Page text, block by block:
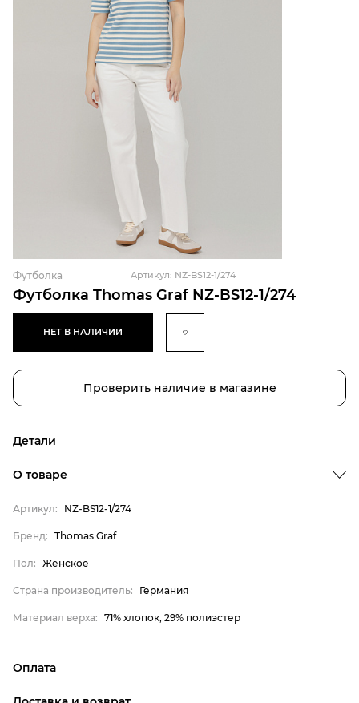
Футболка Thomas Graf NZ-BS12-1/274
Футболка Артикул: NZ-BS12-1/274
НЕТ В НАЛИЧИИ
Проверить наличие в магазине
Детали
Страна производитель
Материал верха
О товаре
Артикул: NZ-BS12-1/274
Бренд: Thomas Graf
Пол: Женское
Страна производитель: Германия
Материал верха: 71% хлопок, 29% полиэстер
Оплата